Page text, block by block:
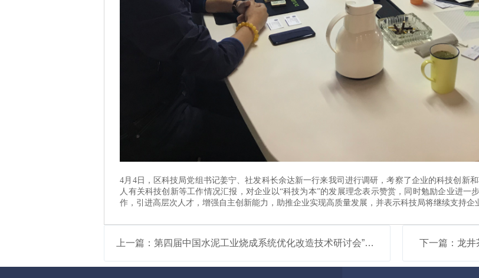
4月4日，区科技局党组书记姜宁、社发科长余达新一行来我司进行调研，考察了企业的科技创新
人有关科技创新等工作情况汇报，对企业以“科技为本”的发展理念表示赞赏，同时勉励企业进一
作，引进高层次人才，增强自主创新能力，助推企业实现高质量发展，并表示科技局将继续支持企
上一篇：第四届中国水泥工业烧成系统优化改造技术研讨会”在成都... 下一篇：龙